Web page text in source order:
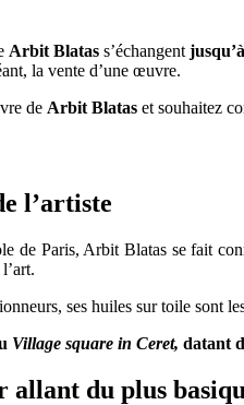
Arbit Blatas s’échangent
la vente d’une œuvre.
de Arbit Blatas et souhaitez
l’artiste
de Paris, Arbit Blatas se fait
ses huiles sur toile sont
Village square in Ceret, datant
allant du plus